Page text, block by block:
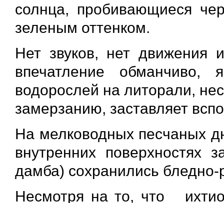
солнца, пробивающиеся
зеленым оттенком.
Нет звуков, нет движения
впечатление обманчиво,
водорослей на литорали,
замерзанию, заставляет
На мелководных песчаных
внутренних поверхностях
дамба) сохранились бледно-
Несмотря на то, что